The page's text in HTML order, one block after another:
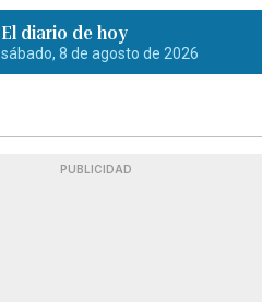
El diario de hoy
sábado, 8 de agosto de 2026
PUBLICIDAD